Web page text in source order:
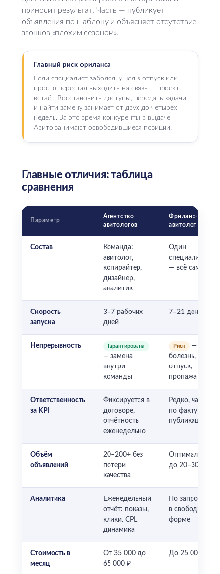
приносит результат. Часть — публикует
объявления по шаблону и объясняет отсутствие
звонков «плохим сезоном».
Главный риск фриланса
Если специалист заболел, ушёл в отпуск или
просто перестал выходить на связь — проект
встаёт. Восстановить доступы, передать задачи
и найти замену занимает от двух до четырёх
недель. За это время конкуренты в выдаче
Авито занимают освободившиеся позиции.
Главные отличия: таблица
сравнения
Параметр
Агентство
авитологов
Фриланс-
авитолог
Состав
Команда:
авитолог,
копирайтер,
дизайнер,
аналитик
Один
специалист
— всё сам
Скорость
запуска
3–7 рабочих
дней
7–21 день
Непрерывность Гарантирована
— замена
внутри
команды
Риск
—
болезнь,
отпуск,
пропажа
Ответственность
за KPI
Фиксируется в
договоре,
отчётность
еженедельно
Редко, чаще
по факту
публикаций
Объём
объявлений
20–200+ без
потери
качества
Оптимально
до 20–30
Аналитика
Еженедельный
отчёт: показы,
клики, CPL,
динамика
По запросу,
в свободной
форме
Стоимость в
месяц
От 35 000 до
65 000 ₽
До 25 000 ₽